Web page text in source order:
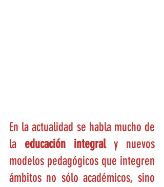
En la actualidad se habla mucho de
la educación integral y nuevos
modelos pedagógicos que integren
ámbitos no sólo académicos, sino